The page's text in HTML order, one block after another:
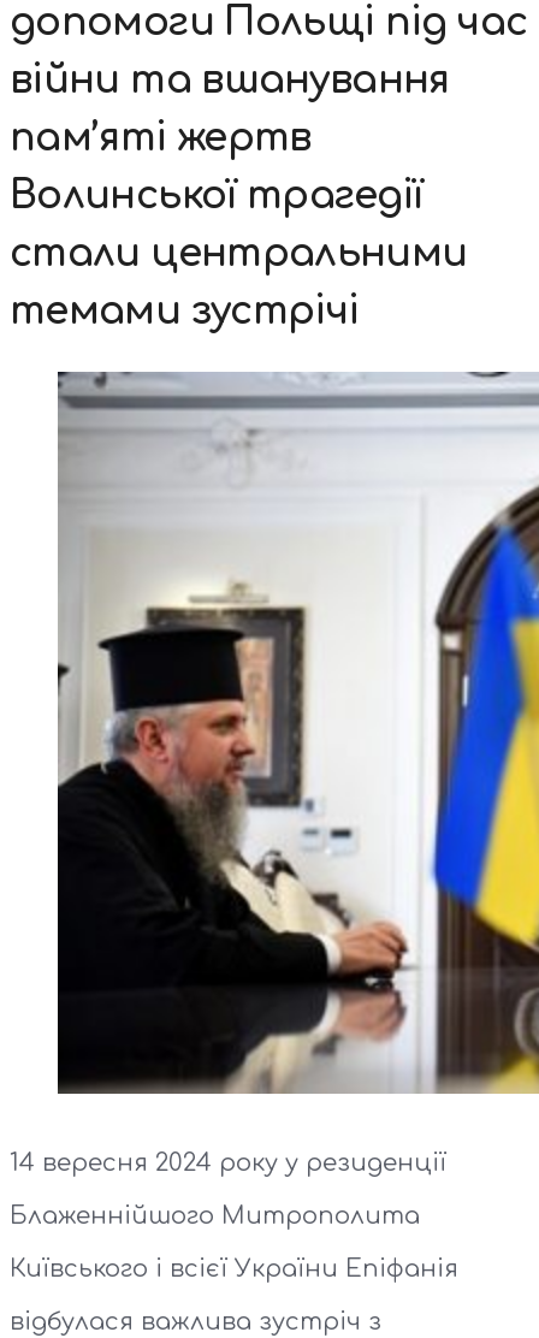
допомоги Польщі під час
війни та вшанування
пам’яті жертв
Волинської трагедії
стали центральними
темами зустрічі
14 вересня 2024 року у резиденції
Блаженнійшого Митрополита
Київського і всієї України Епіфанія
відбулася важлива зустріч з